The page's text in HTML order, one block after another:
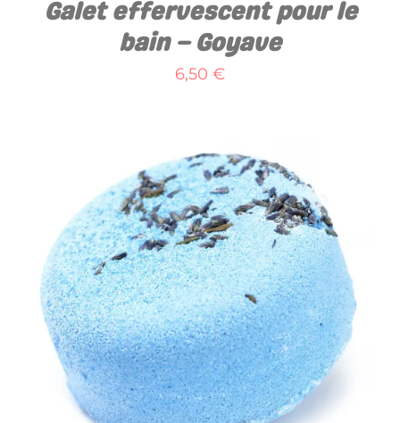
Galet effervescent pour le
bain – Goyave
6,50 €
AJOUTER AU PANIER
/
DÉTAILS